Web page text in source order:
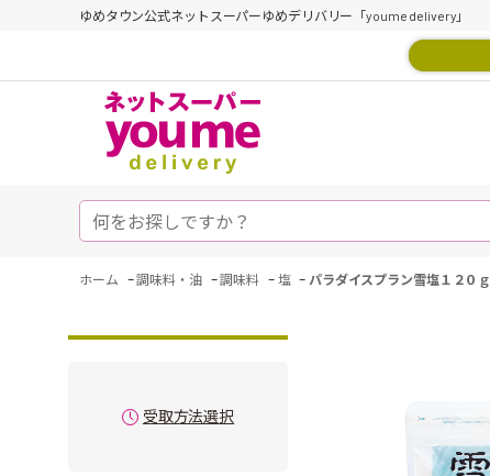
ゆめタウン公式ネットスーパーゆめデリバリー「youme delivery」
ホーム -調味料・油 -調味料 - 塩 - パラダイスプラン雪塩１２０ｇ
受取方法選択